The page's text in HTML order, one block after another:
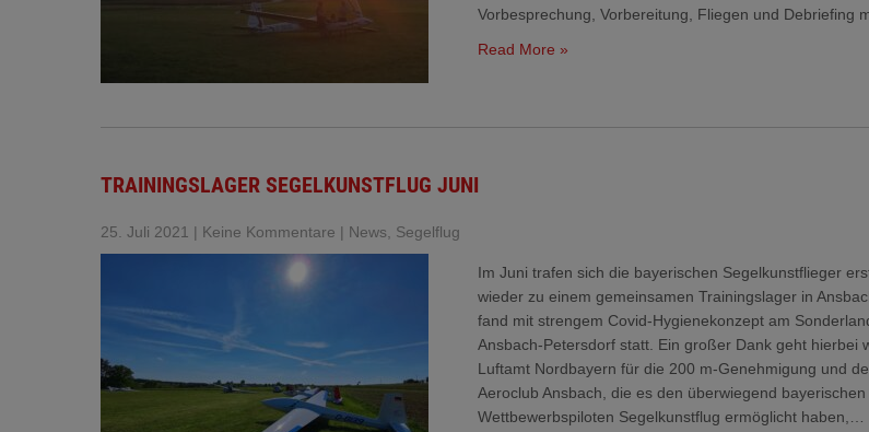
Vorbesprechung, Vorbereitung, Fliegen und Debriefing
Read More »
TRAININGSLAGER SEGELKUNSTFLUG JUNI
25. Juli 2021 | Keine Kommentare | News Segelflug
Im Juni trafen sich die bayerischen Segelkunstflieger
wieder zu einem gemeinsamen Trainingslager in
fand mit strengem Covid-Hygienekonzept am
Ansbach-Petersdorf statt. Ein großer Dank geht hierbei
Luftamt Nordbayern für die 200 m-Genehmigung und
Aeroclub Ansbach, die es den überwiegend bayerischen
Wettbewerbspiloten Segelkunstflug ermöglicht haben,…